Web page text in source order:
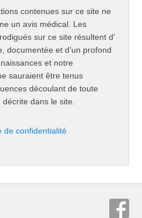
contenues sur ce site ne
un avis médical. Les
sur ce site résultent d’
documentée et d’un profond
et notre
sauraient être tenus
découlant de toute
dans le site.
de confidentialité